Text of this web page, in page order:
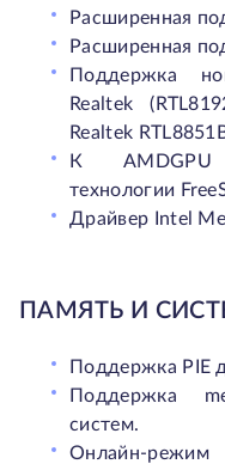
Расширенная
Расширенная
Поддержка
Realtek
Realtek
К AMDGPU
технологии
Драйвер Intel
ПАМЯТЬ И
Поддержка PIE
Поддержка
систем.
Онлайн-